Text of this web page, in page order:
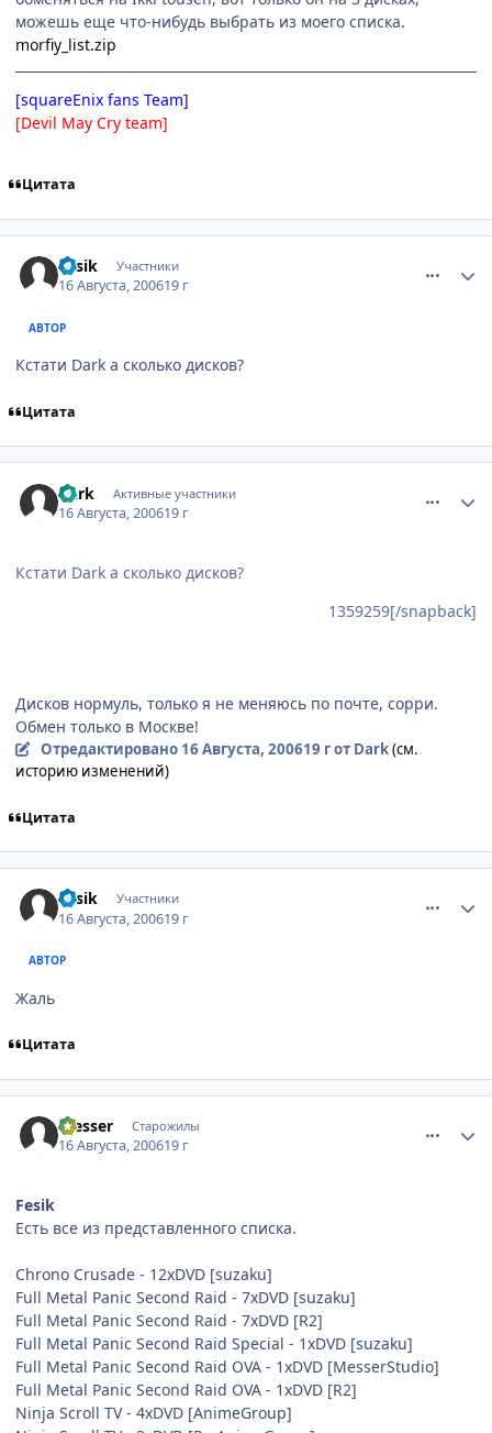
можешь еще что-нибудь выбрать из моего списка.
morfiy_list.zip
[squareEnix fans Team]
[Devil May Cry team]
Цитата
Fesik Участники
16 Августа, 200619 г
АВТОР
Кстати Dark а сколько дисков?
Цитата
Dark Активные участники
16 Августа, 200619 г
Кстати Dark а сколько дисков?
1359259[/snapback]
Дисков нормуль, только я не меняюсь по почте, сорри.
Обмен только в Москве!
Отредактировано 16 Августа, 200619 гот Dark(см.
историю изменений)
Цитата
Fesik Участники
16 Августа, 200619 г
АВТОР
Жаль
Цитата
messer Старожилы
16 Августа, 200619 г
Fesik
Есть все из представленного списка.
Chrono Crusade - 12xDVD [suzaku]
Full Metal Panic Second Raid - 7xDVD [suzaku]
Full Metal Panic Second Raid - 7xDVD [R2]
Full Metal Panic Second Raid Special - 1xDVD [suzaku]
Full Metal Panic Second Raid OVA - 1xDVD [MesserStudio]
Full Metal Panic Second Raid OVA - 1xDVD [R2]
Ninja Scroll TV - 4xDVD [AnimeGroup]